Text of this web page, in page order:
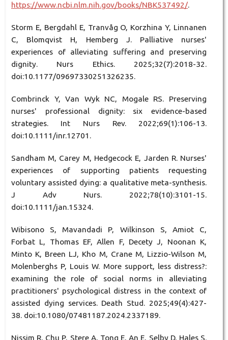
https://www.ncbi.nlm.nih.gov/books/NBK537492/.
Storm E, Bergdahl E, Tranvåg O, Korzhina Y, Linnanen
C, Blomqvist H, Hemberg J. Palliative nurses'
experiences of alleviating suffering and preserving
dignity. Nurs Ethics. 2025;32(7):2018-32.
doi:10.1177/09697330251326235.
Combrinck Y, Van Wyk NC, Mogale RS. Preserving
nurses' professional dignity: six evidence-based
strategies. Int Nurs Rev. 2022;69(1):106-13.
doi:10.1111/inr.12701.
Sandham M, Carey M, Hedgecock E, Jarden R. Nurses'
experiences of supporting patients requesting
voluntary assisted dying: a qualitative meta-synthesis.
J Adv Nurs. 2022;78(10):3101-15.
doi:10.1111/jan.15324.
Wibisono S, Mavandadi P, Wilkinson S, Amiot C,
Forbat L, Thomas EF, Allen F, Decety J, Noonan K,
Minto K, Breen LJ, Kho M, Crane M, Lizzio-Wilson M,
Molenberghs P, Louis W. More support, less distress?:
examining the role of social norms in alleviating
practitioners' psychological distress in the context of
assisted dying services. Death Stud. 2025;49(4):427-
38. doi:10.1080/07481187.2024.2337189.
Nissim R, Chu P, Stere A, Tong E, An E, Selby D, Hales S.